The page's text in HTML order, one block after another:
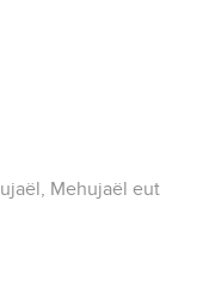
Mehujaël eut